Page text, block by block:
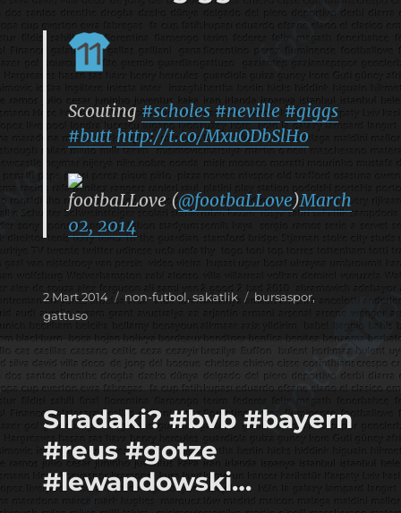
Scouting #scholes #neville #giggs
#butt http://t.co/MxuODbSlHo
footbaLLove (@footbaLLove)March
02, 2014
Yayın
tarihi
2 Mart 2014 Kategoriler
non-futbol, sakatlik Etiketler
bursaspor,
gattuso
Sıradaki? #bvb #bayern
#reus #gotze
#lewandowski…